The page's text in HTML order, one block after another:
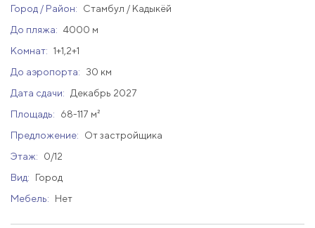
Город / Район:
Стамбул / Кадыкёй
До пляжа: 4000 м
Комнат: 1+1,2+1
До аэропорта:
30 км
Дата сдачи:
Декабрь 2027
Площадь:
68-117 м²
Предложение:
От застройщика
Этаж:
0/12
Вид:
Город
Мебель:
Нет